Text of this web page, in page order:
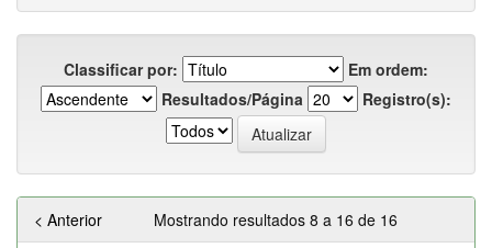
Classificar por:
Em ordem:
Resultados/Página
Registro(s):
Mostrando resultados 8 a 16 de 16
< Anterior